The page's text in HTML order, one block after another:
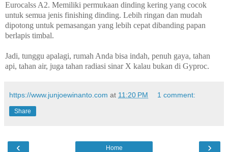
Eurocalss A2. Memiliki permukaan dinding kering yang cocok
untuk semua jenis finishing dinding. Lebih ringan dan mudah
dipotong untuk pemasangan yang lebih cepat dibanding papan
berlapis timbal.
Jadi, tunggu apalagi, rumah Anda bisa indah, penuh gaya, tahan
api, tahan air, juga tahan radiasi sinar X kalau bukan di Gyproc.
https://www.junjoewinanto.com at 11:20 PM 1 comment:
Share
‹ ›
Home